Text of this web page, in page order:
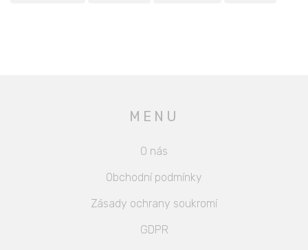
MENU
O nás
Obchodní podmínky
Zásady ochrany soukromí
GDPR